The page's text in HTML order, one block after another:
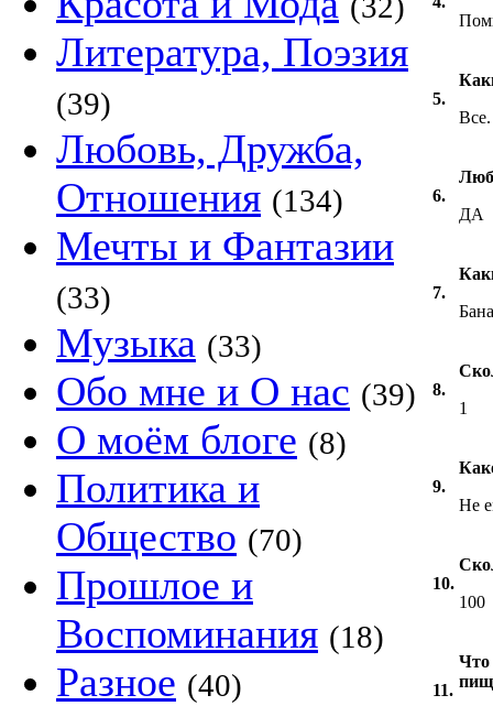
Литература, Поэзия
(39)
Любовь, Дружба,
Отношения (134)
Мечты и Фантазии
(33)
Музыка (33)
Обо мне и О нас (39)
О моём блоге (8)
Политика и
Общество (70)
Прошлое и
Воспоминания (18)
Разное (40)
5.
Все.
6.
ДА
7.
8.
1
9.
Не
10.
100
11.
Что